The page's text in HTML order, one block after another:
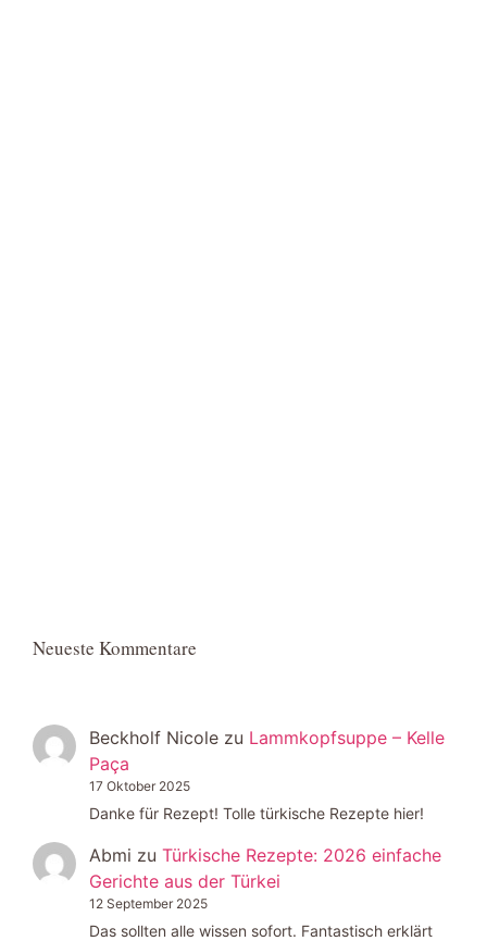
Neueste Kommentare
Beckholf Nicole zu Lammkopfsuppe – Kelle
Paça
17 Oktober 2025
Danke für Rezept! Tolle türkische Rezepte hier!
Abmi zu Türkische Rezepte: 2026 einfache
Gerichte aus der Türkei
12 September 2025
Das sollten alle wissen sofort. Fantastisch erklärt